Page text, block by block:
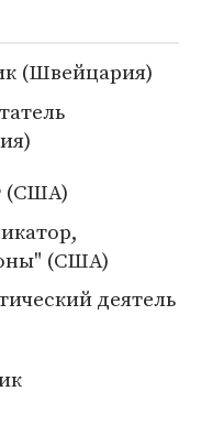
(Швейцария)
(США)
(США)
деятель